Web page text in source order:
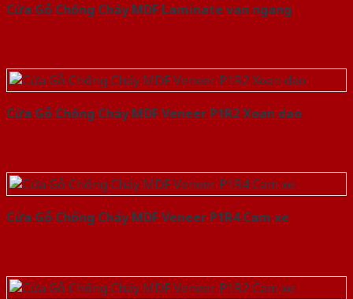
Cửa Gỗ Chống Cháy MDF Laminate van ngang
Cửa Gỗ Chống Cháy MDF Veneer P1R2 Xoan dao
Cửa Gỗ Chống Cháy MDF Veneer P1R4 Cam xe